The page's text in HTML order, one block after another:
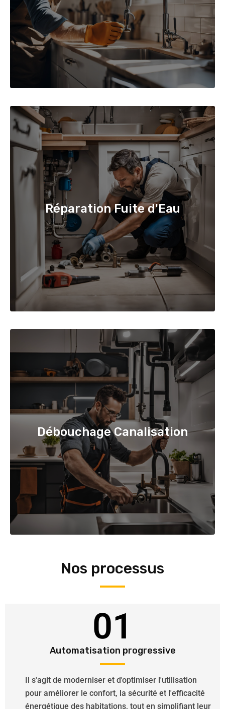
Réparation Fuite d'Eau
Débouchage Canalisation
Nos processus
01
Automatisation progressive
Il s'agit de moderniser et d'optimiser l'utilisation
pour améliorer le confort, la sécurité et l'efficacité
énergétique des habitations, tout en simplifiant leur